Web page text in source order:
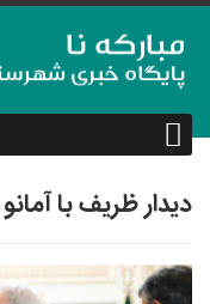
دیدار ظریف با آمانو